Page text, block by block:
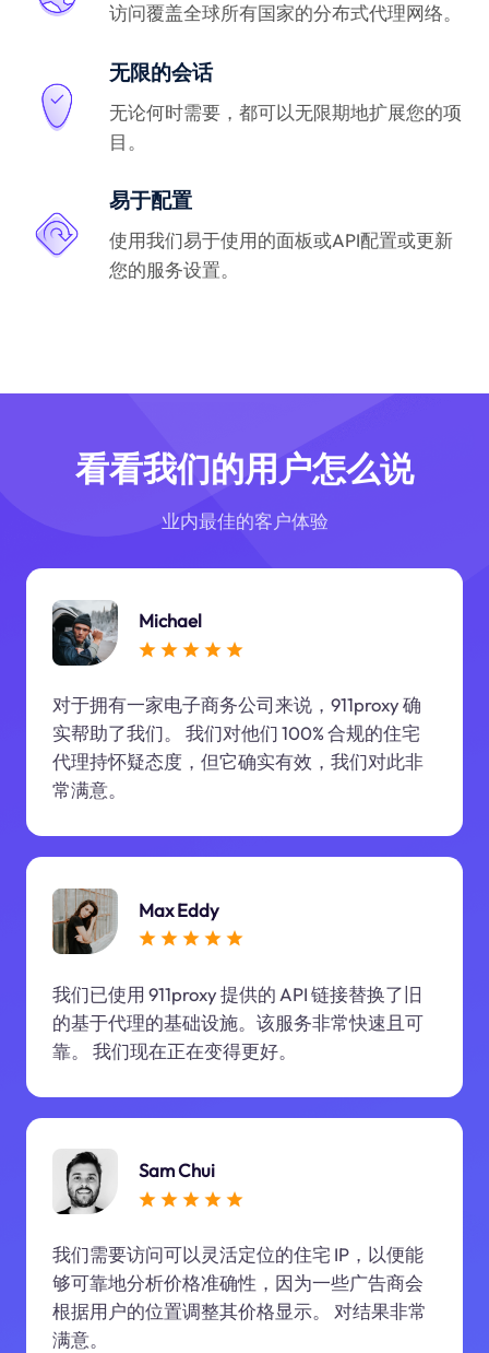
访问覆盖全球所有国家的分布式代理网络。
无限的会话
无论何时需要，都可以无限期地扩展您的项
目。
易于配置
使用我们易于使用的面板或API配置或更新
您的服务设置。
看看我们的用户怎么说
业内最佳的客户体验
Michael
对于拥有一家电子商务公司来说，911proxy 确
实帮助了我们。 我们对他们 100% 合规的住宅
代理持怀疑态度，但它确实有效，我们对此非
常满意。
Max Eddy
我们已使用 911proxy 提供的 API 链接替换了旧
的基于代理的基础设施。该服务非常快速且可
靠。 我们现在正在变得更好。
Sam Chui
我们需要访问可以灵活定位的住宅 IP，以便能
够可靠地分析价格准确性，因为一些广告商会
根据用户的位置调整其价格显示。 对结果非常
满意。